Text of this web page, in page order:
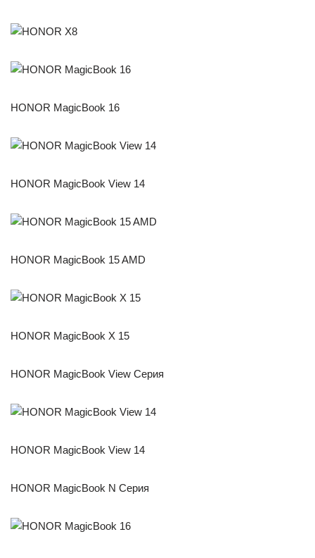
HONOR MagicBook 16
HONOR MagicBook View 14
HONOR MagicBook 15 AMD
HONOR MagicBook X 15
HONOR MagicBook View Серия
HONOR MagicBook View 14
HONOR MagicBook N Серия